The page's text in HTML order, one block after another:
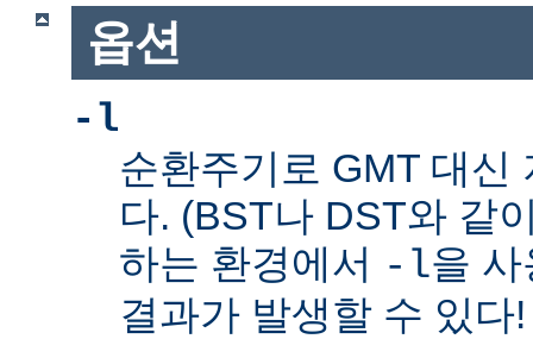
옵션
-l
순환주기로 GMT 대신
다. (BST나 DST와 같
하는 환경에서 -l을
결과가 발생할 수 있다!